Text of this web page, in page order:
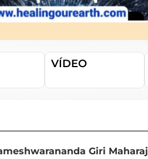
VÍDEO
Giri Maharaj